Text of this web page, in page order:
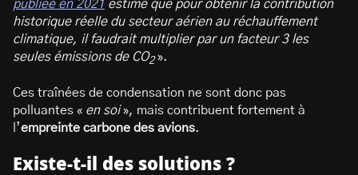
publiée en 2021 estime que pour obtenir la contribution
historique réelle du secteur aérien au réchauffement
climatique, il faudrait multiplier par un facteur 3 les
seules émissions de CO2 ».
Ces traînées de condensation ne sont donc pas
polluantes « en soi», mais contribuent fortement à
l’empreinte carbone des avions.
Existe-t-il des solutions ?